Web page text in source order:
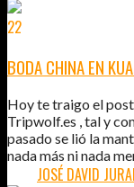
22
BODA CHINA EN
Hoy te traigo el
Tripwolf.es , tal y
pasado se lió la
nada más ni nada
JOSÉ DAVID